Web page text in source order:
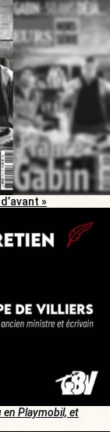
»
en Playmobil, et